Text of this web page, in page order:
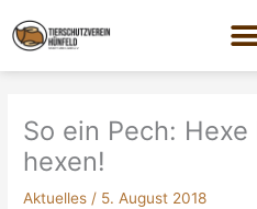
Inhalt
So ein Pech:
hexen!
Aktuelles / 5. August 2018